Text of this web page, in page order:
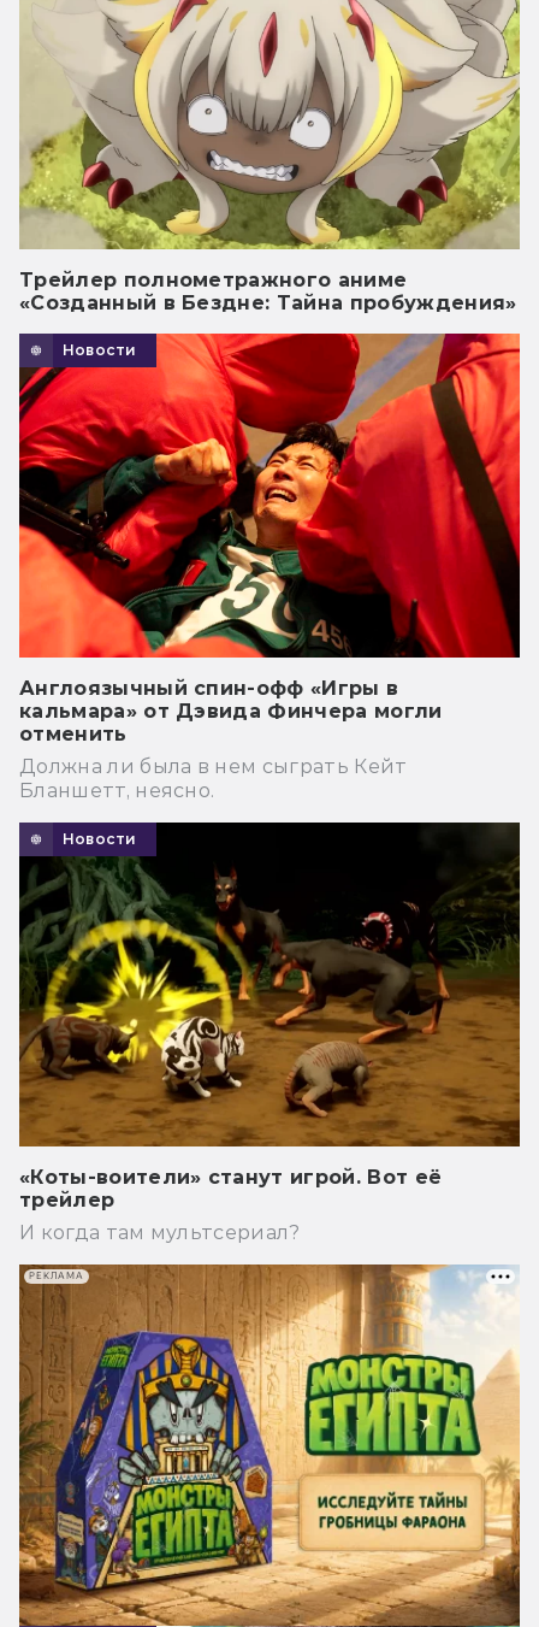
Трейлер полнометражного аниме
«Созданный в Бездне: Тайна пробуждения»
Новости
Англоязычный спин-офф «Игры в
кальмара» от Дэвида Финчера могли
отменить
Должна ли была в нем сыграть Кейт
Бланшетт, неясно.
Новости
«Коты-воители» станут игрой. Вот её
трейлер
И когда там мультсериал?
РЕКЛАМА